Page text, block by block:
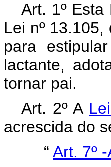
Art. 1º
Lei nº
para
lactante,
tornar pai.
Art. 2º A
acrescida do
“ Art. 7º -